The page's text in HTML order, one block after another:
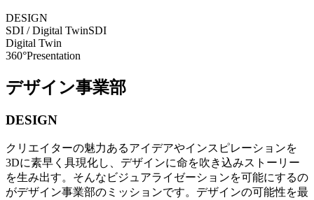
DESIGN
SDI / Digital TwinSDI
Digital Twin
360°Presentation
デザイン事業部
DESIGN
クリエイターの魅力あるアイデアやインスピレーションを
3Dに素早く具現化し、デザインに命を吹き込みストーリー
を生み出す。そんなビジュアライゼーションを可能にするの
がデザイン事業部のミッションです。デザインの可能性を最